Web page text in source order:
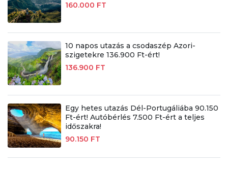
160.000 FT
10 napos utazás a csodaszép Azori-
szigetekre 136.900 Ft-ért!
136.900 FT
Egy hetes utazás Dél-Portugáliába 90.150
Ft-ért! Autóbérlés 7.500 Ft-ért a teljes
időszakra!
90.150 FT